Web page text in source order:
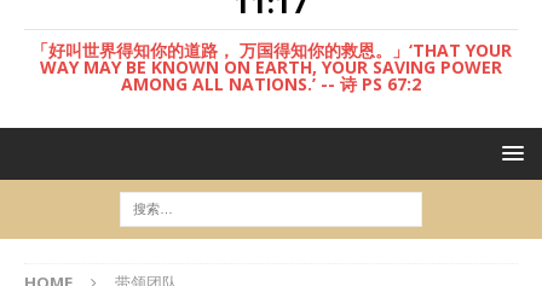
「好叫世界得知你的道路， 万国得知你的救恩。」‘THAT YOUR
WAY MAY BE KNOWN ON EARTH, YOUR SAVING POWER
AMONG ALL NATIONS.’ -- 诗 PS 67:2